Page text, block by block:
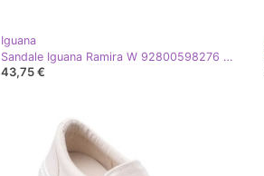
Iguana
Sandale Iguana Ramira W 92800598276 violet
43,75 €